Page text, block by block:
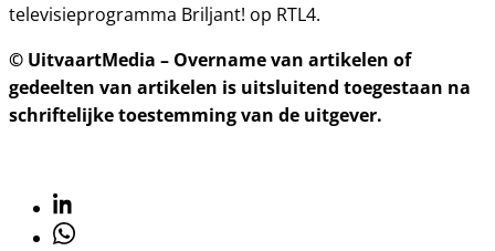
televisieprogramma Briljant! op RTL4.
© UitvaartMedia – Overname van artikelen of
gedeelten van artikelen is uitsluitend toegestaan na
schriftelijke toestemming van de uitgever.
Linkedin
Whatsapp